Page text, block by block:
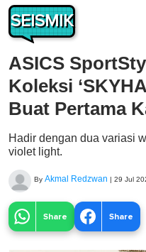
SEISMIK
ASICS
Koleksi
Buat Pertama
Hadir dengan dua variasi
violet light.
By Akmal Redzwan | 29 Jul
Share Share